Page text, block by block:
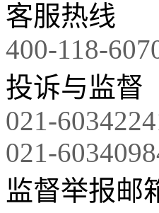
客服热线
400-118-
投诉与监督
021-
021-
监督举报邮